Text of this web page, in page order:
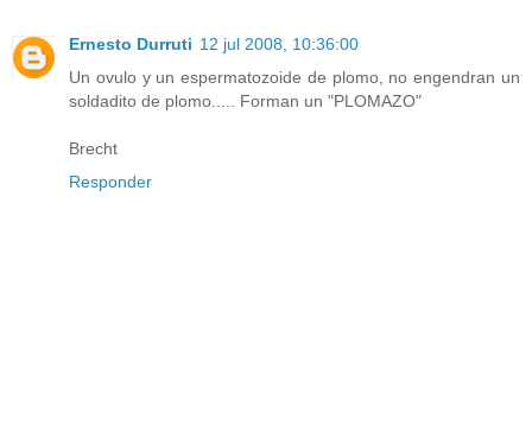
Ernesto Durruti 12 jul 2008, 10:36:00
Un ovulo y un espermatozoide de plomo, no engendran un
soldadito de plomo..... Forman un "PLOMAZO"
Brecht
Responder